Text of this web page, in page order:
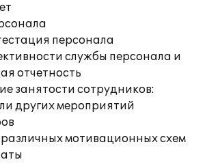
персонала
службы персонала и
отчетность
занятости сотрудников:
других мероприятий
мотивационных схем